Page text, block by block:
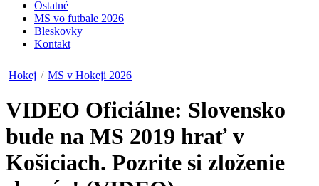
Ostatné
MS vo futbale 2026
Bleskovky
Kontakt
Hokej / MS v Hokeji 2026
VIDEO Oficiálne: Slovensko
bude na MS 2019 hrať v
Košiciach. Pozrite si zloženie